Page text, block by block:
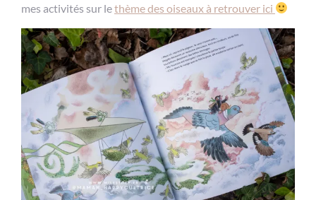
mes activités sur lethème des oiseaux à retrouver ici